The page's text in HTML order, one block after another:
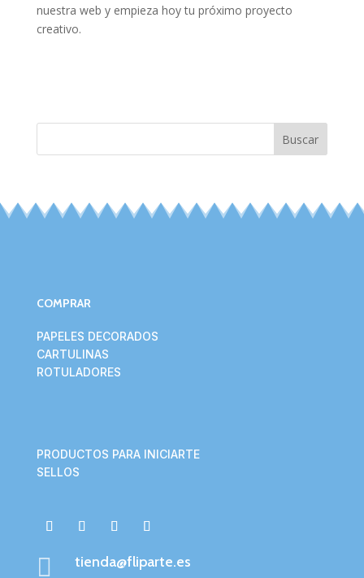
nuestra web y empieza hoy tu próximo proyecto
creativo.
Buscar
COMPRAR
PAPELES DECORADOS
CARTULINAS
ROTULADORES
PRODUCTOS PARA INICIARTE
SELLOS
 tienda@fliparte.es